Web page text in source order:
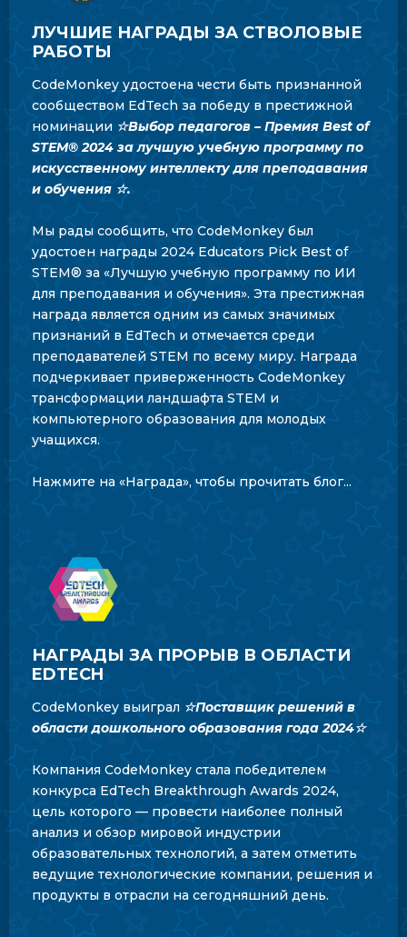
ЛУЧШИЕ НАГРАДЫ ЗА СТВОЛОВЫЕ
РАБОТЫ
CodeMonkey удостоена чести быть признанной
сообществом EdTech за победу в престижной
номинации ☆Выбор педагогов – Премия Best of
STEM® 2024 за лучшую учебную программу по
искусственному интеллекту для преподавания
и обучения ☆.
Мы рады сообщить, что CodeMonkey был
удостоен награды 2024 Educators Pick Best of
STEM® за «Лучшую учебную программу по ИИ
для преподавания и обучения». Эта престижная
награда является одним из самых значимых
признаний в EdTech и отмечается среди
преподавателей STEM по всему миру. Награда
подчеркивает приверженность CodeMonkey
трансформации ландшафта STEM и
компьютерного образования для молодых
учащихся.
Нажмите на «Награда», чтобы прочитать блог...
НАГРАДЫ ЗА ПРОРЫВ В ОБЛАСТИ
EDTECH
CodeMonkey выиграл ☆Поставщик решений в
области дошкольного образования года 2024☆
Компания CodeMonkey стала победителем
конкурса EdTech Breakthrough Awards 2024,
цель которого — провести наиболее полный
анализ и обзор мировой индустрии
образовательных технологий, а затем отметить
ведущие технологические компании, решения и
продукты в отрасли на сегодняшний день.